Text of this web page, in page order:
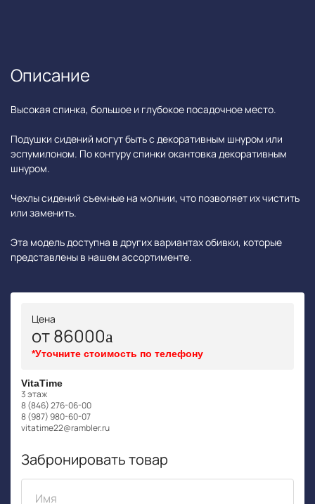
Описание
Высокая спинка, большое и глубокое посадочное место.
Подушки сидений могут быть с декоративным шнуром или
эспумилоном. По контуру спинки окантовка декоративным
шнуром.
Чехлы сидений съемные на молнии, что позволяет их чистить
или заменить.
Эта модель доступна в других вариантах обивки, которые
представлены в нашем ассортименте.
Цена
от 86000
*Уточните стоимость по телефону
VitaTime
3 этаж
8 (846) 276-06-00
8 (987) 980-60-07
vitatime22@rambler.ru
Забронировать товар